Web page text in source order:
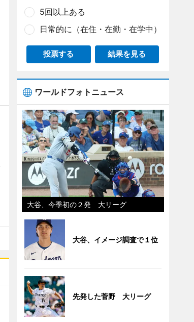
5回以上ある
日常的に（在住・在勤・在学中）
投票する 結果を見る
ワールドフォトニュース
大谷、今季初の２発 大リーグ
大谷、イメージ調査で１位
先発した菅野 大リーグ